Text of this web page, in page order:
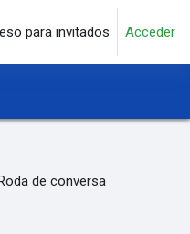
para invitados Acceder
de conversa